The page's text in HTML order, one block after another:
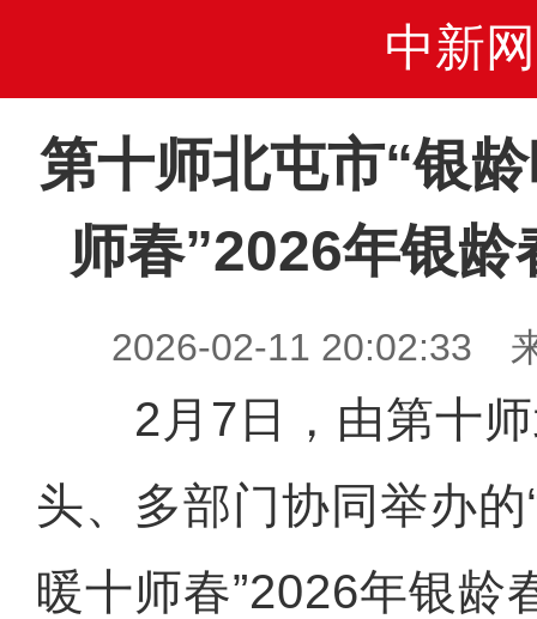
中新网
第十师北屯市“银
师春”2026年银
2026-02-11 20:02:33
2月7日，由第十师
头、多部门协同举办
暖十师春”2026年银龄